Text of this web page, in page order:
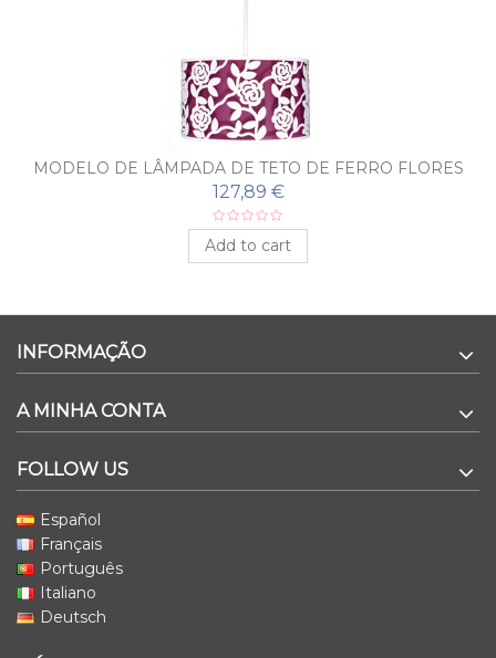
MODELO DE LÂMPADA DE TETO DE FERRO FLORES
127,89 €
Add to cart
INFORMAÇÃO
A MINHA CONTA
FOLLOW US
Español
Français
Português
Italiano
Deutsch